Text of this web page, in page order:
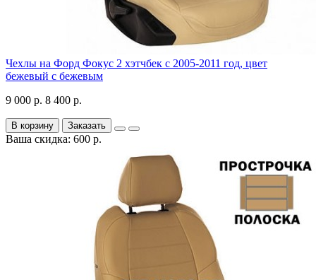
Чехлы на Форд Фокус 2 хэтчбек с 2005-2011 год, цвет
бежевый с бежевым
9 000 р. 8 400 р.
В корзину Заказать
Ваша скидка: 600 р.